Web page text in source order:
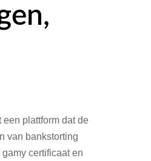
plattform dat de
van bankstorting
certificaat en